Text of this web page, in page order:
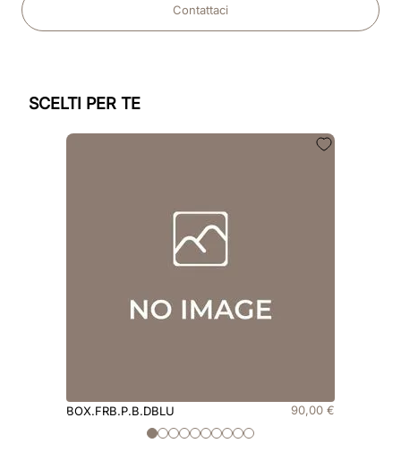
Contattaci
SCELTI PER TE
BOX.FRB.P.B.DBLU 90,00 €